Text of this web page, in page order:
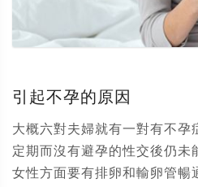
引起不孕的原因
大概六對夫婦就有一對有不孕
定期而沒有避孕的性交後仍未
女性方面要有排卵和輸卵管暢